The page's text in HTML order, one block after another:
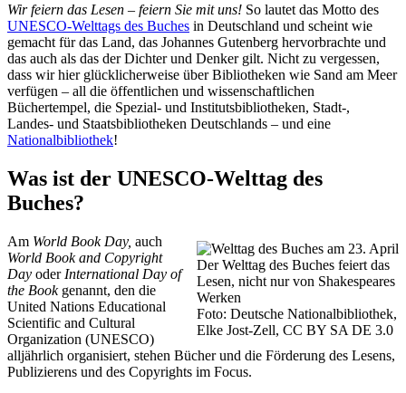
Wir feiern das Lesen – feiern Sie mit uns! So lautet das Motto des
UNESCO-Welttags des Buches in Deutschland und scheint wie
gemacht für das Land, das Johannes Gutenberg hervorbrachte und
das auch als das der Dichter und Denker gilt. Nicht zu vergessen,
dass wir hier glücklicherweise über Bibliotheken wie Sand am Meer
verfügen – all die öffentlichen und wissenschaftlichen
Büchertempel, die Spezial- und Institutsbibliotheken, Stadt-,
Landes- und Staatsbibliotheken Deutschlands – und eine
Nationalbibliothek!
Was ist der UNESCO-Welttag des
Buches?
Der Welttag des Buches feiert das
Lesen, nicht nur von Shakespeares
Werken
Foto: Deutsche Nationalbibliothek,
Elke Jost-Zell, CC BY SA DE 3.0
Am World Book Day, auch
World Book and Copyright
Day oder International Day of
the Bookgenannt, den die
United Nations Educational
Scientific and Cultural
Organization (UNESCO)
alljährlich organisiert, stehen Bücher und die Förderung des Lesens,
Publizierens und des Copyrights im Focus.